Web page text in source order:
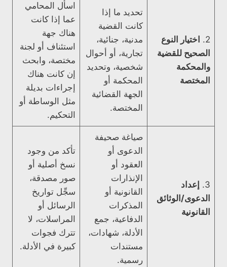
2.
اختيار النوع
الصحيح للقضية
والمحكمة
المختصة
تحديد ما إذا
كانت القضية
مدنية، جنائية،
تجارية، أو أحوال
شخصية، وتحديد
المحكمة أو
الجهة القضائية
المختصة.
اسأل المحامي
عما إذا كانت
هناك جهة
استئناف أو لجنة
مختصة، وابحث
إن كانت هناك
إجراءات بديلة
مثل الوساطة أو
التحكيم.
3. إعداد
الدعوى/الوثائق
القانونية
صياغة صحيفة
الدعوى أو
العقود أو
الإنذارات
القانونية أو
المذكرات
الدفاعية، جمع
الأدلة، شهادات،
مستندات
رسمية.
تأكد من وجود
نسخ أصلية أو
صور مصدقة،
سجِّل تواريخ
الرسائل أو
المراسلات، لا
تترك فجوات
كبيرة في الأدلة.